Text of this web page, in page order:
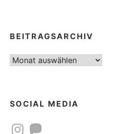
BEITRAGSARCHIV
Beitragsarchiv
SOCIAL MEDIA
InstagramMastodon